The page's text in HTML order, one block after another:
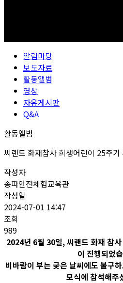
알림마당
보도자료
활동앨범
영상
자유게시판
Q&A
활동앨범
씨랜드 화재참사 희생어린이 25주기
작성자
송파안전체험교육관
작성일
2024-07-01 14:47
조회
989
2024년 6월 30일, 씨랜드 화재 참
이 진행되었
비바람이 부는 궂은 날씨에도 불구
모식에 참석해주